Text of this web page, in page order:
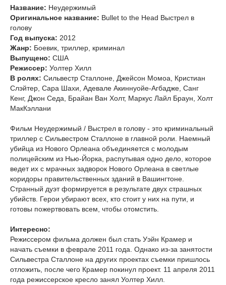
Название: Неудержимый
Оригинальное название: Bullet to the Head Выстрел в
голову
Год выпуска: 2012
Жанр: Боевик, триллер, криминал
Выпущено: США
Режиссер: Уолтер Хилл
В ролях: Сильвестр Сталлоне, Джейсон Момоа, Кристиан
Слэйтер, Сара Шахи, Адевале Акиннуойе-Агбадже, Санг
Кенг, Джон Седа, Брайан Ван Холт, Маркус Лайл Браун, Холт
МакКэллани
Фильм Неудержимый / Выстрел в голову - это криминальный
триллер с Сильвестром Сталлоне в главной роли. Наемный
убийца из Нового Орлеана объединяется с молодым
полицейским из Нью-Йорка, распутывая одно дело, которое
ведет их с мрачных задворок Нового Орлеана в светлые
коридоры правительственных зданий в Вашингтоне.
Странный дуэт формируется в результате двух страшных
убийств. Герои убирают всех, кто стоит у них на пути, и
готовы пожертвовать всем, чтобы отомстить.
Интересно:
Режиссером фильма должен был стать Уэйн Крамер и
начать съемки в феврале 2011 года. Однако из-за занятости
Сильвестра Сталлоне на других проектах съемки пришлось
отложить, после чего Крамер покинул проект. 11 апреля 2011
года режиссерское кресло занял Уолтер Хилл.